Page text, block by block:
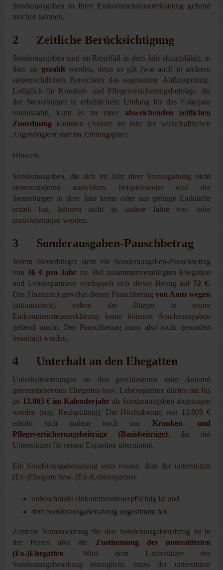
Sonderausgaben in Ihrer Einkommensteuererklärung geltend
machen können.
2 Zeitliche Berücksichtigung
Sonderausgaben sind im Regelfall in dem Jahr abzugsfähig, in
dem siegezahlt werden, denn es gilt (wie auch in anderen
steuerrechtlichen Bereichen) das sogenannte Abflussprinzip.
Lediglich für Kranken- und Pflegeversicherungsbeiträge, die
der Steuerbürger in erheblichem Umfang für das Folgejahr
vorauszahlt, kann es zu einer abweichenden zeitlichen
Zuordnung kommen (Ansatz im Jahr der wirtschaftlichen
Zugehörigkeit statt im Zahlungsjahr).
Hinweis
Sonderausgaben, die sich im Jahr ihrer Verausgabung nicht
steuermindernd auswirken, beispielsweise weil der
Steuerbürger in dem Jahr keine oder nur geringe Einkünfte
erzielt hat, können nicht in andere Jahre vor- oder
zurückgetragen werden.
3 Sonderausgaben-Pauschbetrag
Jedem Steuerbürger steht ein Sonderausgaben-Pauschbetrag
von 36 € pro Jahr zu. Bei zusammenveranlagten Ehegatten
und Lebenspartnern verdoppelt sich dieser Betrag auf 72 €.
Das Finanzamt gewährt diesen Pauschbetrag von Amts wegen
(automatisch), sofern der Bürger in seiner
Einkommensteuererklärung keine höheren Sonderausgaben
geltend macht. Der Pauschbetrag muss also nicht gesondert
beantragt werden.
4 Unterhalt an den Ehegatten
Unterhaltsleistungen an den geschiedenen oder dauernd
getrenntlebenden Ehegatten bzw. Lebenspartner dürfen mit bis
zu 13.805 € im Kalenderjahrals Sonderausgaben abgezogen
werden (sog. Realsplitting). Der Höchstbetrag von 13.805 €
erhöht sich zudem noch um Kranken- und
Pflegeversicherungsbeiträge (Basisbeiträge), die der
Unterstützer für seinen Expartner übernimmt.
Ein Sonderausgabenabzug setzt voraus, dass der unterstützte
(Ex-)Ehegatte bzw. (Ex-)Lebenspartner
unbeschränkt einkommensteuerpflichtig ist und
dem Sonderausgabenabzug zugestimmt hat.
Zentrale Voraussetzung für den Sonderausgabenabzug ist in
der Praxis also die Zustimmung des unterstützten
(Ex-)Ehegatten. Wird dem Unterstützer der
Sonderausgabenabzug ermöglicht, muss der unterstützte